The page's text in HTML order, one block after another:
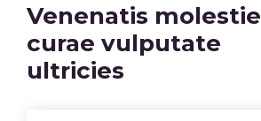
Venenatis molestie
curae vulputate
ultricies